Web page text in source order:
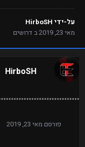
על-ידי HirboSH
מאי 23, 2019
בדרושים
HirboSH
פורסם מאי 23, 2019